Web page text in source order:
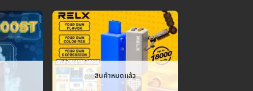
สินค้าหมดแล้ว